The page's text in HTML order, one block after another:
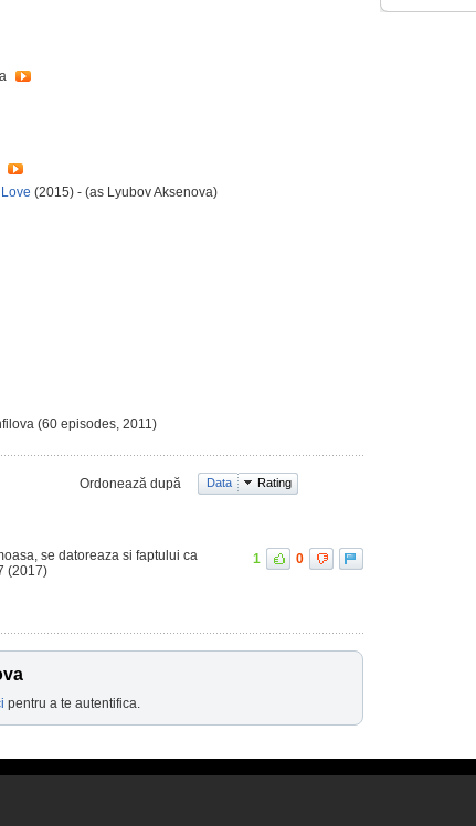
(2015) - (as Lyubov Aksenova)
(60 episodes, 2011)
Ordonează după Data Rating
se datoreaza si faptului ca
(2017)
1 0
pentru a te autentifica.